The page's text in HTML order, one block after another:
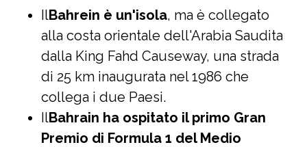
IlBahrein è un'isola, ma è collegato
alla costa orientale dell'Arabia Saudita
dalla King Fahd Causeway, una strada
di 25 km inaugurata nel 1986 che
collega i due Paesi.
IlBahrain ha ospitato il primo Gran
Premio di Formula 1 del Medio